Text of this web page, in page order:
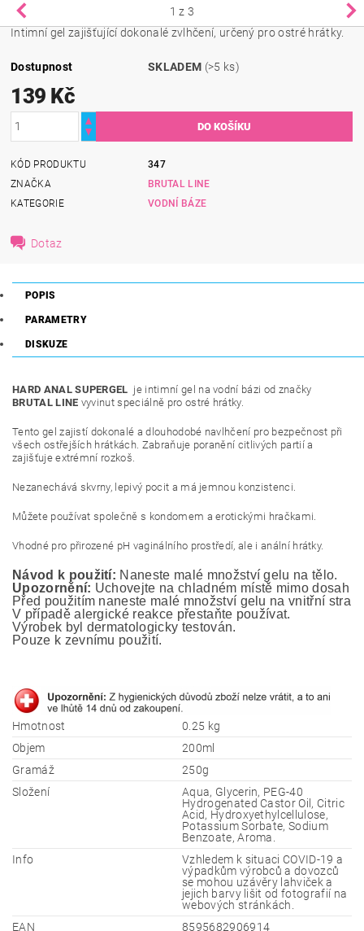
1 z 3
Intimní gel zajišťující dokonalé zvlhčení, určený pro ostré hrátky.
Dostupnost SKLADEM (>5 ks)
139 Kč
KÓD PRODUKTU
347
ZNAČKA
BRUTAL LINE
KATEGORIE
VODNÍ BÁZE
Dotaz
POPIS
PARAMETRY
DISKUZE
HARD ANAL SUPERGEL je intimní gel na vodní bázi od značky
BRUTAL LINE vyvinut speciálně pro ostré hrátky.
Tento gel zajistí dokonalé a dlouhodobé navlhčení pro bezpečnost při
všech ostřejších hrátkách. Zabraňuje poranění citlivých partií a
zajišťuje extrémní rozkoš.
Nezanechává skvrny, lepivý pocit a má jemnou konzistenci.
Můžete používat společně s kondomem a erotickými hračkami.
Vhodné pro přirozené pH vaginálního prostředí,ale i anální hrátky.
Návod k použití: Naneste malé množství gelu na tělo.
Upozornění: Uchovejte na chladném místě mimo dosah
Před použitím naneste malé množství gelu na vnitřní
V případě alergické reakce přestaňte používat.
Výrobek byl dermatologicky testován.
Pouze k zevnímu použití.
Hmotnost
0.25 kg
Objem
200ml
Gramáž
250g
Složení
Aqua, Glycerin, PEG-40
Hydrogenated Castor Oil, Citric
Acid, Hydroxyethylcellulose,
Potassium Sorbate, Sodium
Benzoate, Aroma.
Info
Vzhledem k situaci COVID-19 a
výpadkům výrobců a dovozců
se mohou uzávěry lahviček a
jejich barvy lišit od fotografií na
webových stránkách.
EAN
8595682906914